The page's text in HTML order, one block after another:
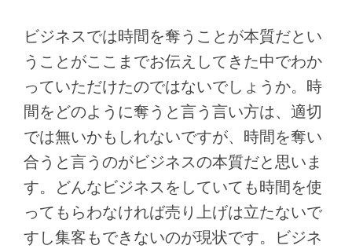
ビジネスでは時間を奪うことが本質だとい
うことがここまでお伝えしてきた中でわか
っていただけたのではないでしょうか。時
間をどのように奪うと言う言い方は、適切
では無いかもしれないですが、時間を奪い
合うと言うのがビジネスの本質だと思いま
す。どんなビジネスをしていても時間を使
ってもらわなければ売り上げは立たないで
すし集客もできないのが現状です。ビジネ